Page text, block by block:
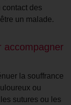
des
un malade.
accompagner
la souffrance
ou
sutures ou les